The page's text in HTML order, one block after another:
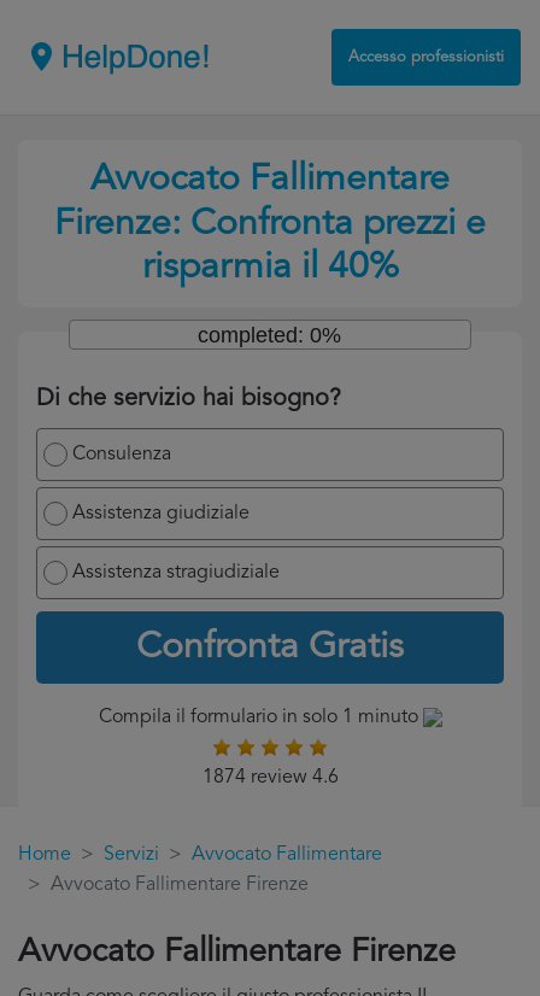
Accesso professionisti
Avvocato Fallimentare
Firenze: Confronta prezzi e
risparmia il 40%
Di che servizio hai bisogno?
Consulenza
Assistenza giudiziale
Assistenza stragiudiziale
Confronta Gratis
completed: 0%
Compila il formulario in solo 1 minuto
1874 review 4.6
Home Servizi
Avvocato Fallimentare
Avvocato Fallimentare Firenze
Avvocato Fallimentare Firenze